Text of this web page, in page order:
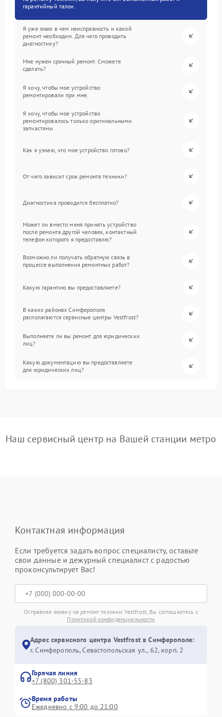
гарантийный талон.
Я уже знаю в чем неисправность и какой
ремонт необходим. Для чего проводить
диагностику?
Мне нужен срочный ремонт. Сможете
сделать?
Я хочу, чтобы мое устройство
ремонтировали при мне.
Я хочу, чтобы мое устройство
ремонтировалось только оригинальными
запчастями.
Как я узнаю, что мое устройство готово?
От чего зависит срок ремонта техники?
Диагностика проводится бесплатно?
Может ли вместо меня принять устройство
после ремонта другой человек, контактный
телефон которого я предоставлю?
Возможно ли получать обратную связь в
процессе выполнения ремонтных работ?
Какую гарантию вы предоставляете?
В каких районах Симферополя
располагаются сервисные центры Vestfrost?
Выполняете ли вы ремонт для юридических
лиц?
Какую документацию вы предоставляете
для юридических лиц?
Наш сервисный центр на Вашей станции метро
Контактная информация
Если требуется задать вопрос специалисту, оставьте
свои данные и дежурный специалист с радостью
проконсультирует Вас!
Отправляя заявку на ремонт техники Vestfrost, Вы соглашаетесь с
Политикой конфиденциальности
Адрес сервисного центра Vestfrost в Симферополе:
г. Симферополь, Севастопольская ул., 62, корп. 2
Горячая линия
+7 (800) 301-55-83
Время работы
Ежедневно с 9:00 до 21:00